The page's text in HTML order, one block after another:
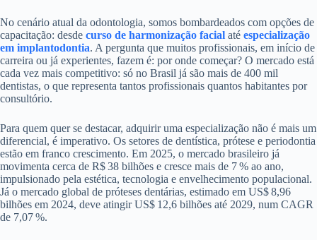
No cenário atual da odontologia, somos bombardeados com opções de
capacitação: desde curso de harmonização facial até especialização
em implantodontia. A pergunta que muitos profissionais, em início de
carreira ou já experientes, fazem é: por onde começar? O mercado está
cada vez mais competitivo: só no Brasil já são mais de 400 mil
dentistas, o que representa tantos profissionais quantos habitantes por
consultório.
Para quem quer se destacar, adquirir uma especialização não é mais um
diferencial, é imperativo. Os setores de dentística, prótese e periodontia
estão em franco crescimento. Em 2025, o mercado brasileiro já
movimenta cerca de R$ 38 bilhões e cresce mais de 7 % ao ano,
impulsionado pela estética, tecnologia e envelhecimento populacional.
Já o mercado global de próteses dentárias, estimado em US$ 8,96
bilhões em 2024, deve atingir US$ 12,6 bilhões até 2029, num CAGR
de 7,07 %.